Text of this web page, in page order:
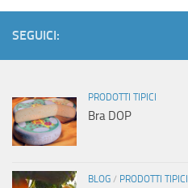
SEGUICI:
PRODOTTI TIPICI
Bra DOP
BLOG / PRODOTTI TIPICI